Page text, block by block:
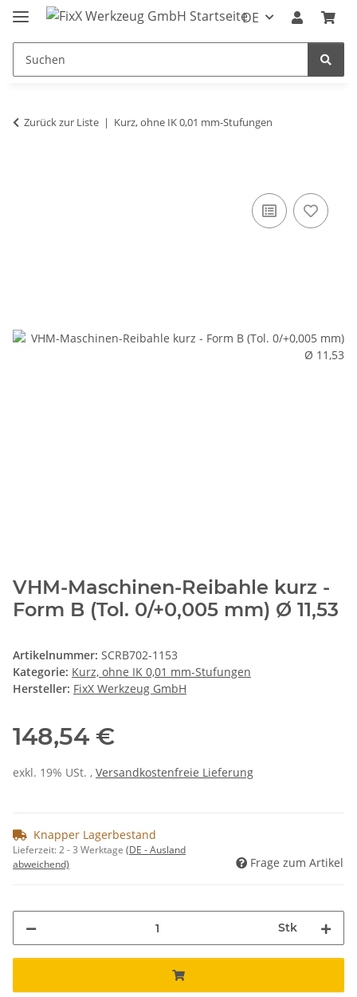
DE
Zurück zur Liste Kurz, ohne IK 0,01 mm-Stufungen
VHM-Maschinen-Reibahle kurz -
Form B (Tol. 0/+0,005 mm) Ø 11,53
Artikelnummer: SCRB702-1153
Kategorie: Kurz, ohne IK 0,01 mm-Stufungen
Hersteller: FixX Werkzeug GmbH
148,54 €
exkl. 19% USt. , Versandkostenfreie Lieferung
Knapper Lagerbestand
Lieferzeit:2 - 3 Werktage (DE - Ausland
abweichend)
Frage zum Artikel
Stk